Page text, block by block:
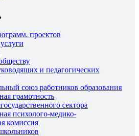
проектов
и педагогических
союз работников образования
грамотность
сектора
психолого-медико-
комиссия